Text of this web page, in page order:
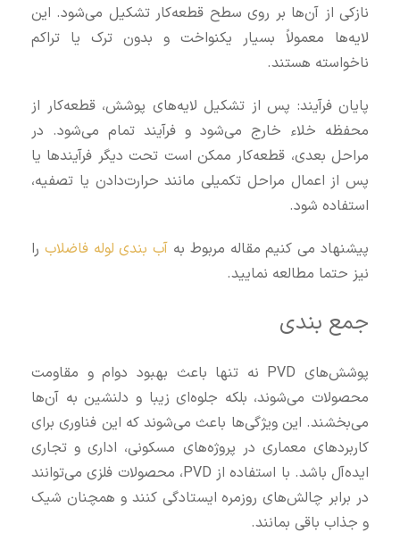
نازکی از آن‌ها بر روی سطح قطعه‌کار تشکیل می‌شود. این
لایه‌ها معمولاً بسیار یکنواخت و بدون ترک یا تراکم
ناخواسته هستند.
پایان فرآیند: پس از تشکیل لایه‌های پوشش، قطعه‌کار از
محفظه خلاء خارج می‌شود و فرآیند تمام می‌شود. در
مراحل بعدی، قطعه‌کار ممکن است تحت دیگر فرآیندها یا
پس از اعمال مراحل تکمیلی مانند حرارت‌دادن یا تصفیه،
استفاده شود.
پیشنهاد می کنیم مقاله مربوط به آب بندی لوله فاضلاب را
نیز حتما مطالعه نمایید.
جمع‌ بندی
پوشش‌های PVD نه تنها باعث بهبود دوام و مقاومت
محصولات می‌شوند، بلکه جلوه‌ای زیبا و دلنشین به آن‌ها
می‌بخشند. این ویژگی‌ها باعث می‌شوند که این فناوری برای
کاربردهای معماری در پروژه‌های مسکونی، اداری و تجاری
ایده‌آل باشد. با استفاده از PVD، محصولات فلزی می‌توانند
در برابر چالش‌های روزمره ایستادگی کنند و همچنان شیک
و جذاب باقی بمانند.